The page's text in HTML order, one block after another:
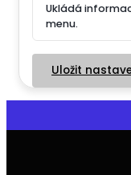
Ukládá
menu.
Uložit